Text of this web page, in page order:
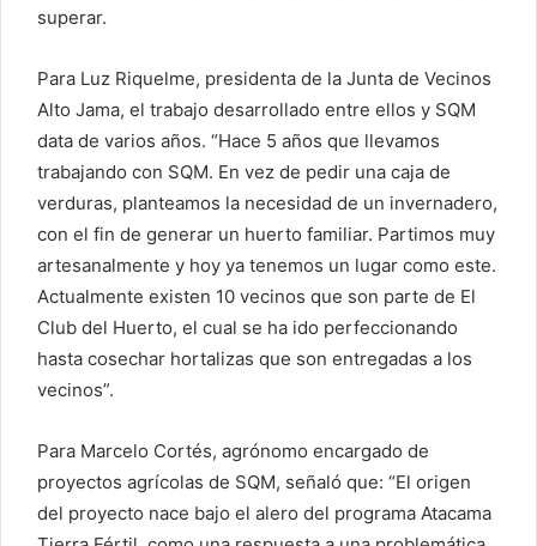
superar.
Para Luz Riquelme, presidenta de la Junta de Vecinos
Alto Jama, el trabajo desarrollado entre ellos y SQM
data de varios años. “Hace 5 años que llevamos
trabajando con SQM. En vez de pedir una caja de
verduras, planteamos la necesidad de un invernadero,
con el fin de generar un huerto familiar. Partimos muy
artesanalmente y hoy ya tenemos un lugar como este.
Actualmente existen 10 vecinos que son parte de El
Club del Huerto, el cual se ha ido perfeccionando
hasta cosechar hortalizas que son entregadas a los
vecinos”.
Para Marcelo Cortés, agrónomo encargado de
proyectos agrícolas de SQM, señaló que: “El origen
del proyecto nace bajo el alero del programa Atacama